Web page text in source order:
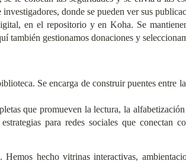
donde se pueden ver sus
en el repositorio y en Koha. Se
también gestionamos donaciones y
Se encarga de construir puentes entre
que promueven la lectura, la
para redes sociales que conectan
hecho vitrinas interactivas,